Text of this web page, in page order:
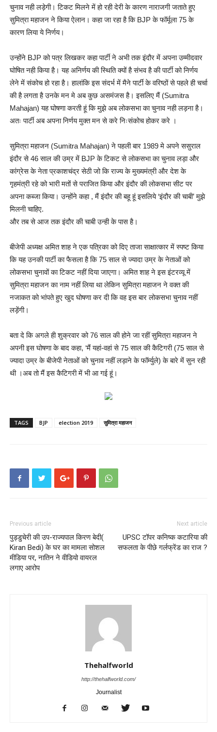
चुनाव नही लड़ेगी। टिकट मिलने में हो रही देरी के कारण नाराजगी जताते हुए
सुमित्रा महाजन ने किया ऐलान। कहा जा रहा है कि BJP के फॉर्मूला 75 के
कारण लिया ये निर्णय।
उन्होंने BJP को पत्र लिखकर कहा पार्टी ने अभी तक इंदौर में अपना उम्मीदवार
घोषित नही किया है। यह अनिर्णय की स्थिति क्यों है संभव है की पार्टी को निर्णय
लेने में संकोच हो रहा है। हालांकि इस संदर्भ में मैने पार्टी के वरिष्ठों से पहले ही चर्चा
की है लगता है उनके मन मे अब कुछ असमंजस है। इसलिए मैं (Sumitra
Mahajan) यह घोषणा करती हूं कि मुझे अब लोकसभा का चुनाव नही लड़ना है।
अतः पार्टी अब अपना निर्णय मुक्त मन से करे निःसंकोच होकर करे ।
सुमित्रा महाजन (Sumitra Mahajan) ने पहली बार 1989 मे अपने ससुराल
इंदौर से 46 साल की उम्र में BJP के टिकट से लोकसभा का चुनाव लड़ा और
कांग्रेस के नेता प्रकाशचंद्र सेठी जो कि राज्य के मुख्यमंत्री और देश के
गृहमंत्री रहे को भारी मतों से पराजित किया और इंदौर की लोकसभा सीट पर
अपना कब्जा किया। उन्होंने कहा , मैं इंदौर की बहू हूं इसलिये ‘इंदौर की चाबी’ मुझे
मिलनी चाहिए.
और तब से आज तक इंदौर की चाबी उन्ही के पास है।
बीजेपी अध्यक्ष अमित शाह ने एक पत्रिका को दिए ताजा साक्षात्कार में स्पष्ट किया
कि यह उनकी पार्टी का फैसला है कि 75 साल से ज्यादा उम्र के नेताओं को
लोकसभा चुनावों का टिकट नहीं दिया जाएगा। अमित शाह ने इस इंटरव्यू में
सुमित्रा महाजन का नाम नहीं लिया था लेकिन सुमित्रा महाजन ने वक्त की
नजाकत को भांपते हुए खुद घोषणा कर दी कि वह इस बार लोकसभा चुनाव नहीं
लड़ेंगी।
बता दे कि अगले ही शुक्रवार को 76 साल की होने जा रहीं सुमित्रा महाजन ने
अपनी इस घोषणा के बाद कहा, ‘मैं यहां-वहां से 75 साल की कैटिगरी (75 साल से
ज्यादा उम्र के बीजेपी नेताओं को चुनाव नहीं लड़ाने के फॉर्म्युले) के बारे में सुन रही
थी ।अब तो मैं इस कैटिगरी में भी आ गई हूं।
TAGS BJP election 2019 सुमित्रा महाजन
Previous article
पुड्डुचेरी की उप-राज्यपाल किरण बेदी(
Kiran Bedi) के घर का मामला सोशल
मीडिया पर, नातिन ने वीडियो वायरल
लगाए आरोप
Next article
UPSC टॉपर कनिष्क कटारिया की
सफलता के पीछे गर्लफ्रेंड का राज ?
Thehalfworld
http://thehalfworld.com/
Journalist